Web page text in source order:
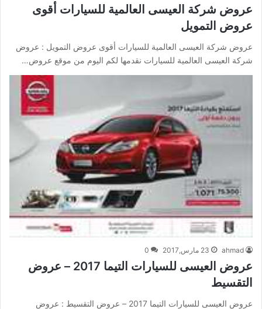
عروض شركة العيسى العالمية للسيارات أقوى
عروض التمويل
عروض شركة العيسى العالمية للسيارات أقوى عروض التمويل : عروض
شركة العيسى العالمية للسيارات نقدمها لكم اليوم من موقع عروض…
ahmad 23 مارس,2017 0
عروض العيسى للسيارات التيما 2017 – عروض
التقسيط
عروض العيسى للسيارات التيما 2017 – عروض التقسيط : عروض